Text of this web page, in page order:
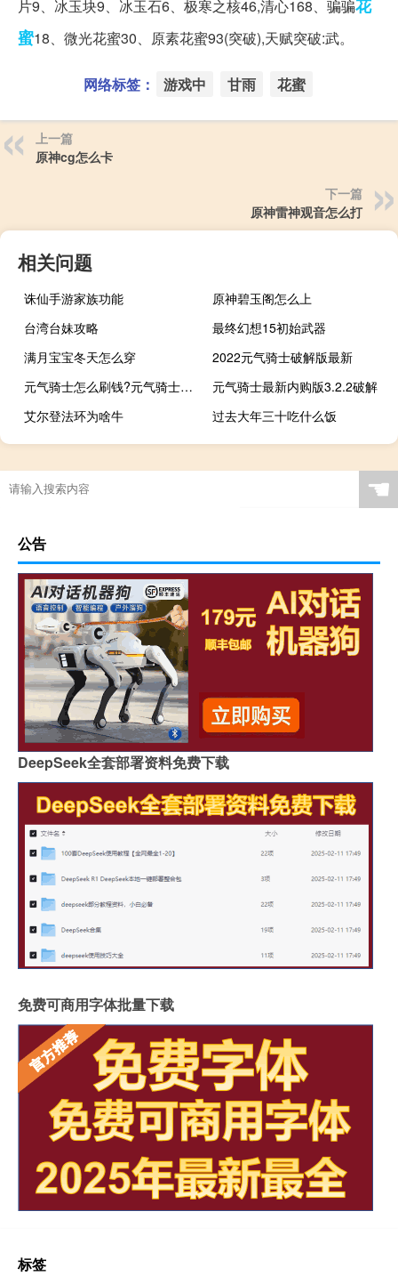
片9、冰玉块9、冰玉石6、极寒之核46,清心168、骗骗花
蜜18、微光花蜜30、原素花蜜93(突破),天赋突破:武。
网络标签： 游戏中 甘雨 花蜜
上一篇
原神cg怎么卡
下一篇
原神雷神观音怎么打
相关问题
诛仙手游家族功能
原神碧玉阁怎么上
台湾台妹攻略
最终幻想15初始武器
满月宝宝冬天怎么穿
2022元气骑士破解版最新
元气骑士怎么刷钱?元气骑士刷钱bug方法攻略介绍!
元气骑士最新内购版3.2.2破解
艾尔登法环为啥牛
过去大年三十吃什么饭
☚
公告
DeepSeek全套部署资料免费下载
免费可商用字体批量下载
标签